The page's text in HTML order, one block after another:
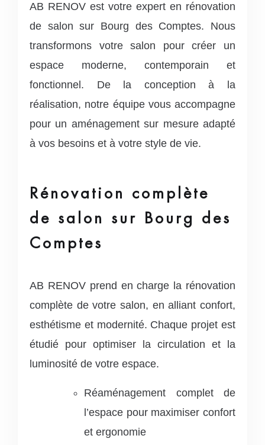
AB RENOV est votre expert en rénovation
de salon sur Bourg des Comptes. Nous
transformons votre salon pour créer un
espace moderne, contemporain et
fonctionnel. De la conception à la
réalisation, notre équipe vous accompagne
pour un aménagement sur mesure adapté
à vos besoins et à votre style de vie.
Rénovation complète
de salon sur Bourg des
Comptes
AB RENOV prend en charge la rénovation
complète de votre salon, en alliant confort,
esthétisme et modernité. Chaque projet est
étudié pour optimiser la circulation et la
luminosité de votre espace.
Réaménagement complet de
l’espace pour maximiser confort
et ergonomie